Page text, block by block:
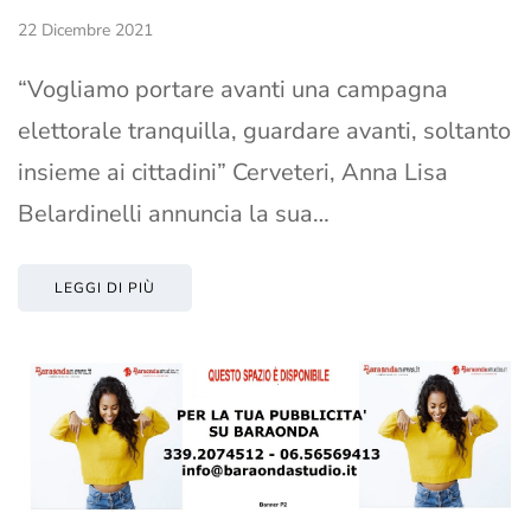
22 Dicembre 2021
“Vogliamo portare avanti una campagna
elettorale tranquilla, guardare avanti, soltanto
insieme ai cittadini” Cerveteri, Anna Lisa
Belardinelli annuncia la sua…
LEGGI DI PIÙ